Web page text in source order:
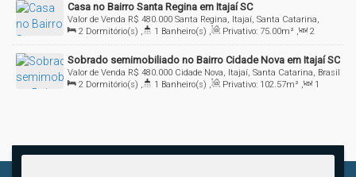
Casa no Bairro Santa Regina em Itajaí SC
R$ 480.000
Valor de Venda
Santa Regina, Itajaí, Santa Catarina,
Brasil
2 Dormitório(s) , 1 Banheiro(s) , Privativo: 75.00m² ,
2
Sala(s) , 2 Vaga(s)
Sobrado semimobiliado no Bairro Cidade Nova em Itajaí SC
R$ 480.000
Valor de Venda
Cidade Nova, Itajaí, Santa Catarina, Brasil
2 Dormitório(s) , 1 Banheiro(s) , Privativo: 102.57m² ,
1